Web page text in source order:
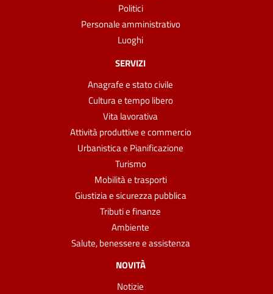
Politici
Personale amministrativo
Luoghi
SERVIZI
Anagrafe e stato civile
Cultura e tempo libero
Vita lavorativa
Attività produttive e commercio
Urbanistica e Pianificazione
Turismo
Mobilità e trasporti
Giustizia e sicurezza pubblica
Tributi e finanze
Ambiente
Salute, benessere e assistenza
NOVITÀ
Notizie